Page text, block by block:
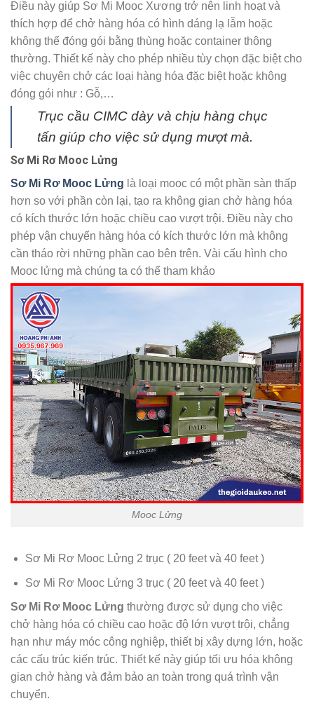
Điều này giúp Sơ Mi Mooc Xương trở nên linh hoạt và
thích hợp để chở hàng hóa có hình dáng lạ lẫm hoặc
không thể đóng gói bằng thùng hoặc container thông
thường. Thiết kế này cho phép nhiều tùy chọn đặc biệt cho
việc chuyên chở các loại hàng hóa đặc biệt hoặc không
đóng gói như : Gỗ,…
Trục cầu CIMC dày và chịu hàng chục
tấn giúp cho việc sử dụng mượt mà.
Sơ Mi Rơ Mooc Lửng
Sơ Mi Rơ Mooc Lửng là loại mooc có một phần sàn thấp
hơn so với phần còn lại, tạo ra không gian chở hàng hóa
có kích thước lớn hoặc chiều cao vượt trội. Điều này cho
phép vận chuyển hàng hóa có kích thước lớn mà không
cần tháo rời những phần cao bên trên. Vài cấu hình cho
Mooc lửng mà chúng ta có thể tham khảo
Mooc Lửng
Sơ Mi Rơ Mooc Lửng 2 trục ( 20 feet và 40 feet )
Sơ Mi Rơ Mooc Lửng 3 trục ( 20 feet và 40 feet )
Sơ Mi Rơ Mooc Lửng thường được sử dụng cho việc
chở hàng hóa có chiều cao hoặc độ lớn vượt trội, chẳng
hạn như máy móc công nghiệp, thiết bị xây dựng lớn, hoặc
các cấu trúc kiến trúc. Thiết kế này giúp tối ưu hóa không
gian chở hàng và đảm bảo an toàn trong quá trình vận
chuyển.